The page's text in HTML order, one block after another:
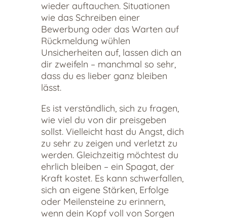
wieder auftauchen. Situationen
wie das Schreiben einer
Bewerbung oder das Warten auf
Rückmeldung wühlen
Unsicherheiten auf, lassen dich an
dir zweifeln – manchmal so sehr,
dass du es lieber ganz bleiben
lässt.
Es ist verständlich, sich zu fragen,
wie viel du von dir preisgeben
sollst. Vielleicht hast du Angst, dich
zu sehr zu zeigen und verletzt zu
werden. Gleichzeitig möchtest du
ehrlich bleiben – ein Spagat, der
Kraft kostet. Es kann schwerfallen,
sich an eigene Stärken, Erfolge
oder Meilensteine zu erinnern,
wenn dein Kopf voll von Sorgen